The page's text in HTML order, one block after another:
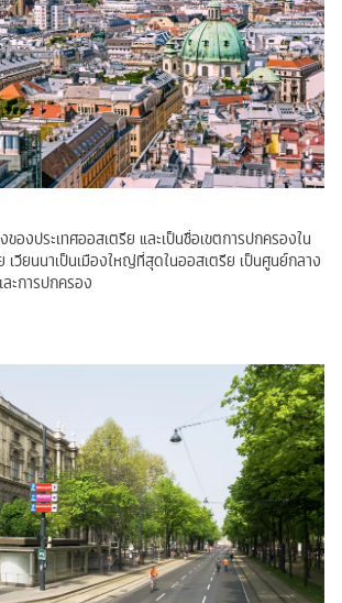
ของประเทศออสเตรีย และเป็นชื่อเขตการปกครองใน
เวียนนาเป็นเมืองใหญ่ที่สุดในออสเตรีย เป็นศูนย์กลาง
ะการปกครอง